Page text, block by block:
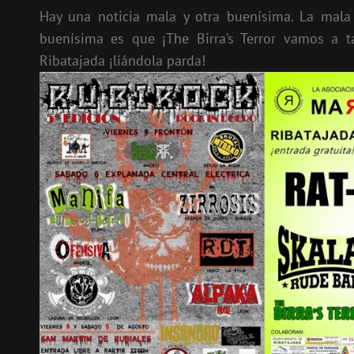
Hay una noticia mala y otra buenísima. La
buenísima es que ¡The Birra’s Terror vamos
Ribatajada ¡liándola parda!